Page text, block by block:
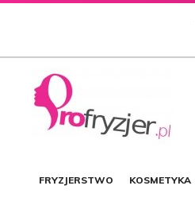
FRYZJERSTWO KOSMETYKA